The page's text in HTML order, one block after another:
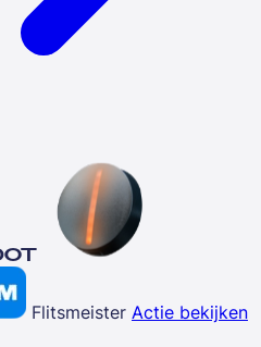
Flitsmeister Actie bekijken